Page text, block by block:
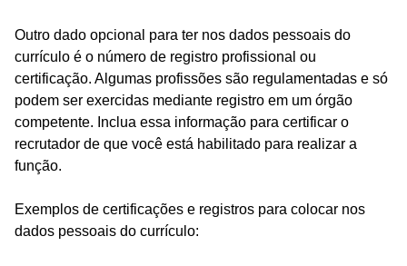
Outro dado opcional para ter nos dados pessoais do
currículo é o número de registro profissional ou
certificação. Algumas profissões são regulamentadas e só
podem ser exercidas mediante registro em um órgão
competente. Inclua essa informação para certificar o
recrutador de que você está habilitado para realizar a
função.
Exemplos de certificações e registros para colocar nos
dados pessoais do currículo: